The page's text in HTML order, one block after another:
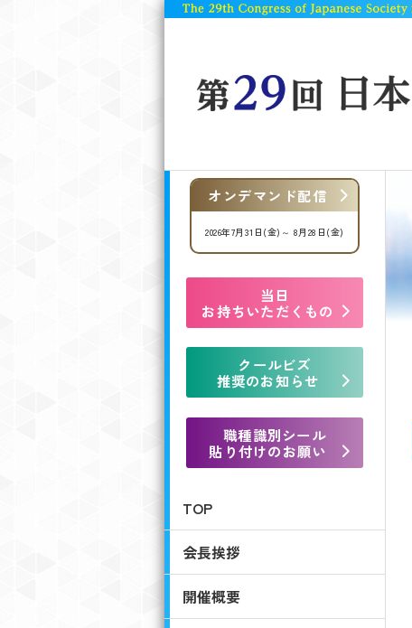
オンデマンド配信
2026年7月31日(金)～ 8月28日(金)
当日
お持ちいただくもの
クールビズ
推奨のお知らせ
職種識別シール
貼り付けのお願い
TOP
会長挨拶
開催概要